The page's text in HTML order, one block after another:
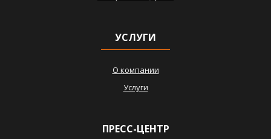
УСЛУГИ
О компании
Услуги
ПРЕСС-ЦЕНТР